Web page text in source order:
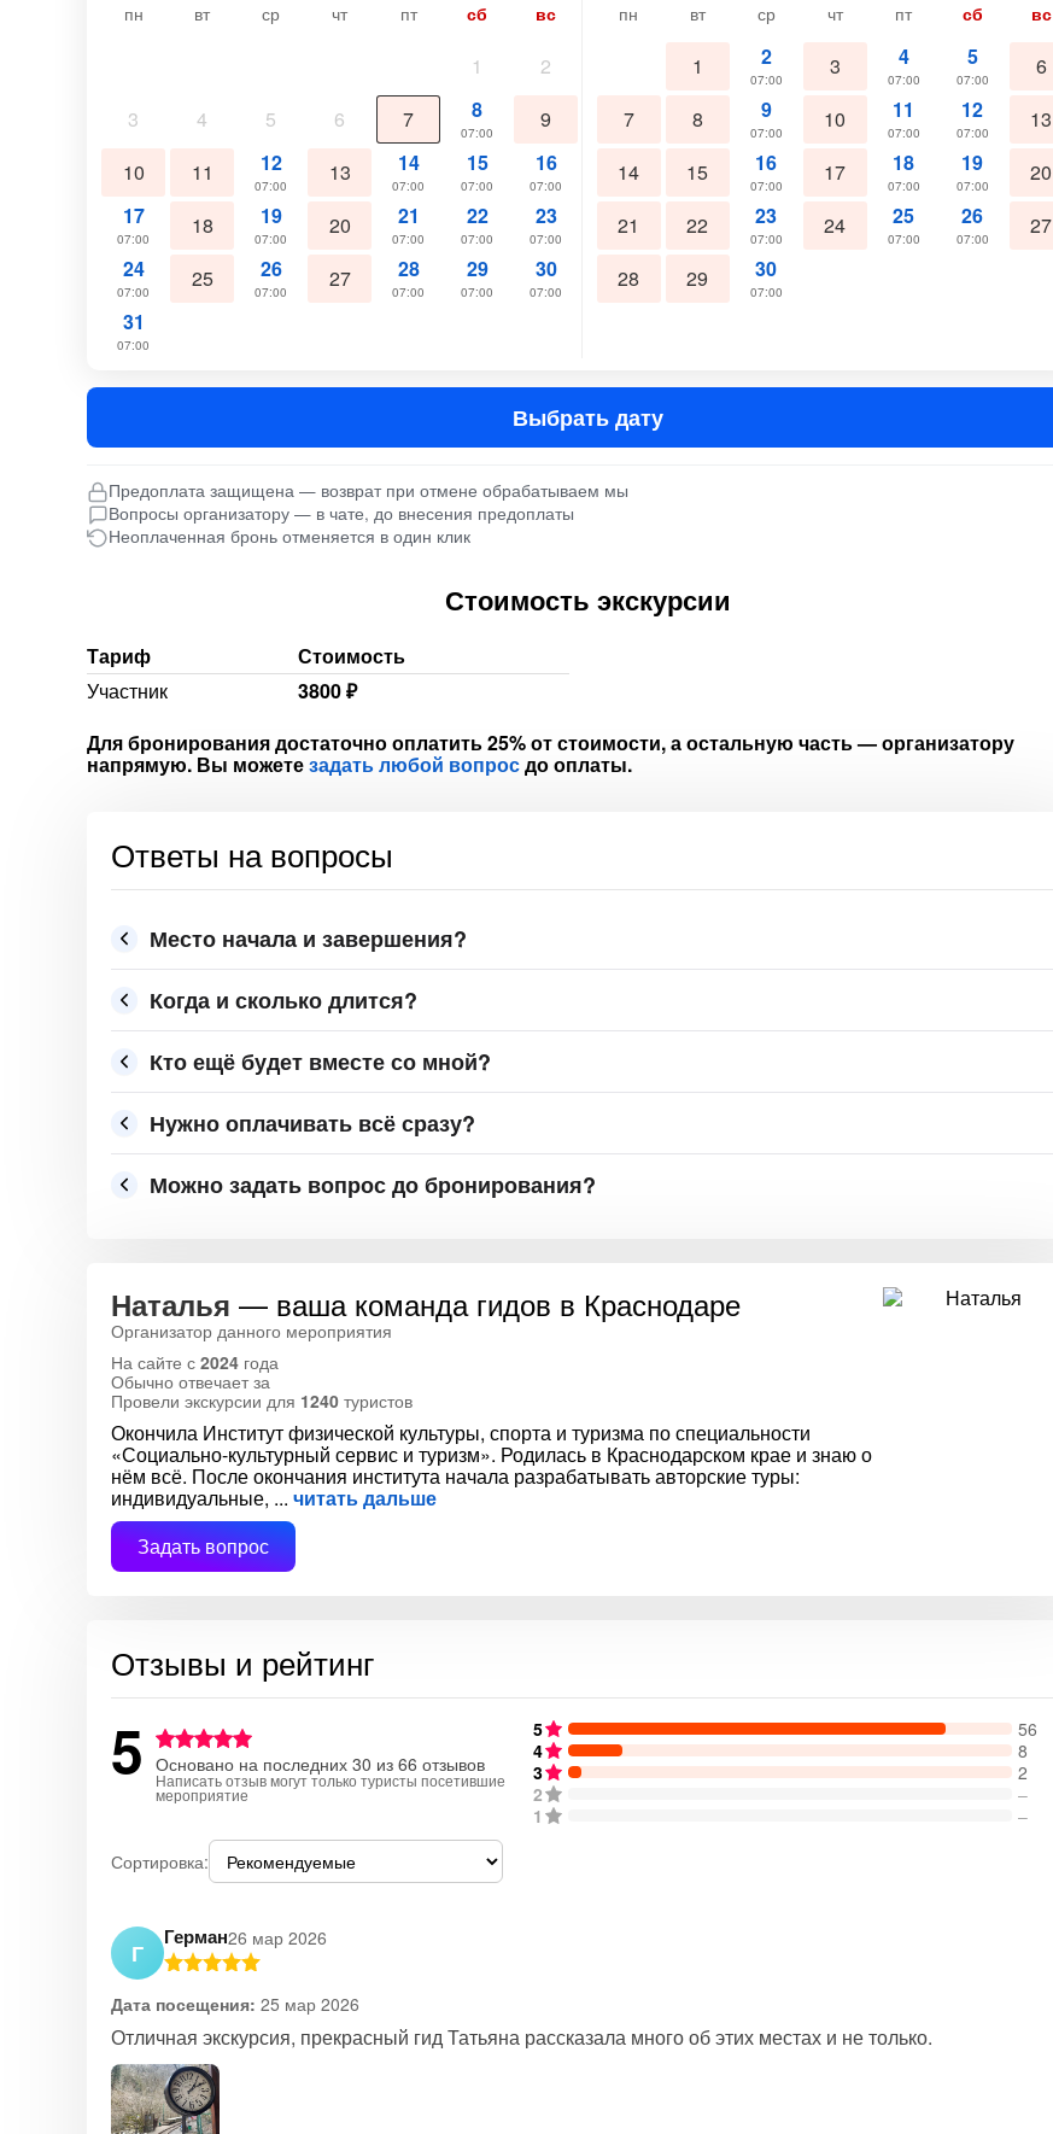
пн вт ср чт пт сб вс
1
2
3
4 5 6 7 8
07:00
9
10
11 12
07:00 13 14
07:00
15
07:00
16
07:00
17
07:00 18 19
07:00 20 21
07:00
22
07:00
23
07:00
24
07:00 25 26
07:00 27 28
07:00
29
07:00
30
07:00
31
07:00
пн вт ср чт пт сб вс
1 2
07:00 3 4
07:00
5
07:00
6
7
8 9
07:00 10 11
07:00
12
07:00
13
14
15 16
07:00 17 18
07:00
19
07:00
20
21
22 23
07:00 24 25
07:00
26
07:00
27
28
29 30
07:00
Выбрать дату
Предоплата защищена — возврат при отмене обрабатываем мы
Вопросы организатору — в чате, до внесения предоплаты
Неоплаченная бронь отменяется в один клик
Стоимость экскурсии
Тариф
Стоимость
Участник
3800 ₽
Для бронирования достаточно оплатить 25% от стоимости, а остальную часть — организатору
напрямую. Вы можетезадать любой вопросдо оплаты.
Ответы на вопросы
Место начала и завершения?
Когда и сколько длится?
Кто ещё будет вместе со мной?
Нужно оплачивать всё сразу?
Можно задать вопрос до бронирования?
Наталья — ваша команда гидов в Краснодаре
Организатор данного мероприятия
На сайте с 2024 года
Обычно отвечает за
Провели экскурсии для 1240 туристов
Окончила Институт физической культуры, спорта и туризма по специальности
«Социально-культурный сервис и туризм». Родилась в Краснодарском крае и знаю о
нём всё. После окончания института начала разрабатывать авторские туры:
индивидуальные,
читать дальше
Задать вопрос
Отзывы и рейтинг
5 Основано на последних 30 из 66 отзывов
Написать отзыв могут только туристы посетившие
мероприятие
5
56
4
8
3
2
2
–
1
–
Сортировка:
Г
Герман26 мар 2026
Дата посещения: 25 мар 2026
Отличная экскурсия, прекрасный гид Татьяна рассказала много об этих местах и не только.